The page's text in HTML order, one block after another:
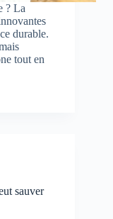
? La
durable.
tout en
sauver